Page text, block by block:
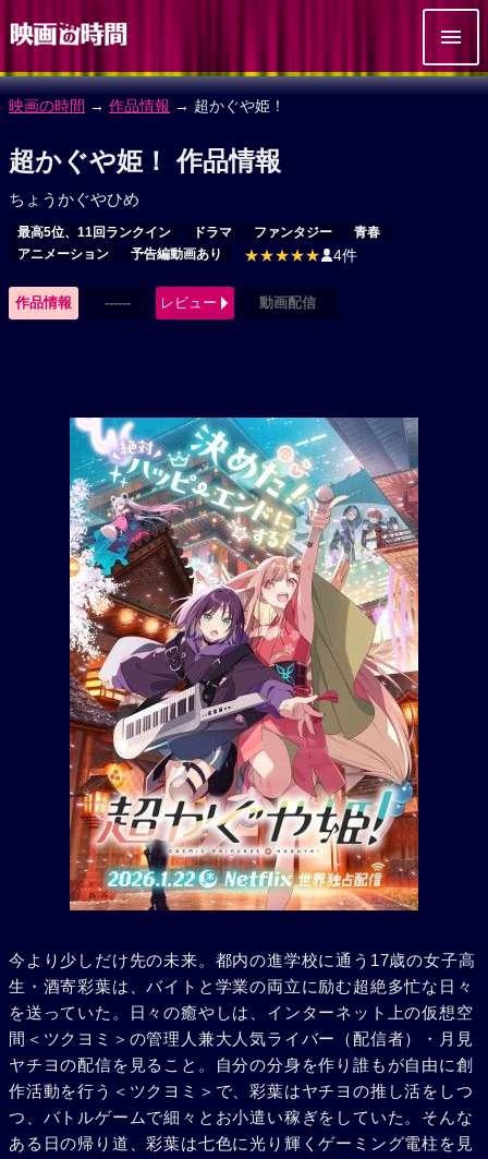
映画の時間 → 作品情報 → 超かぐや姫！
超かぐや姫！ 作品情報
ちょうかぐやひめ
最高5位、11回ランクイン ドラマ ファンタジー
青春
アニメーション
予告編動画あり ★★★★★ 4件
作品情報 ------ レビュー 動画配信
今より少しだけ先の未来。都内の進学校に通う17歳の女子高
生・酒寄彩葉は、バイトと学業の両立に励む超絶多忙な日々
を送っていた。日々の癒やしは、インターネット上の仮想空
間＜ツクヨミ＞の管理人兼大人気ライバー（配信者）・月見
ヤチヨの配信を見ること。自分の分身を作り誰もが自由に創
作活動を行う＜ツクヨミ＞で、彩葉はヤチヨの推し活をしつ
つ、バトルゲームで細々とお小遣い稼ぎをしていた。そんな
ある日の帰り道、彩葉は七色に光り輝くゲーミング電柱を見